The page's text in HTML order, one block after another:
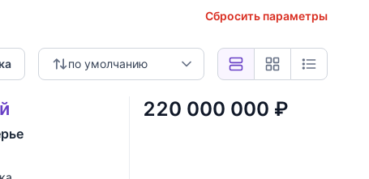
Сбросить параметры
по умолчанию
220 000 000 ₽